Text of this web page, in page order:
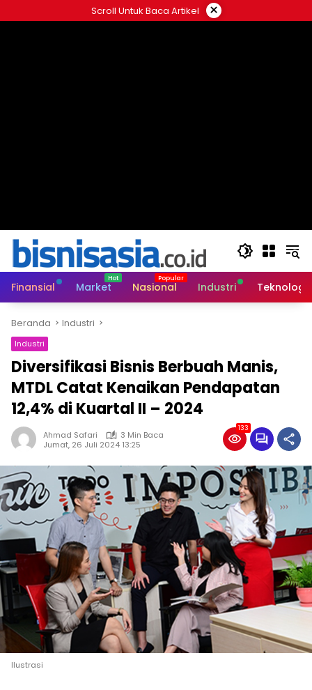
ke
Scroll Untuk Baca Artikel ×
Finansial Market Nasional Industri Teknologi
Beranda Industri
Industri
Diversifikasi Bisnis Berbuah Manis,
MTDL Catat Kenaikan Pendapatan
12,4% di Kuartal II – 2024
Ahmad Safari
3 Min Baca
Jumat, 26 Juli 2024 13:25
133
Ilustrasi